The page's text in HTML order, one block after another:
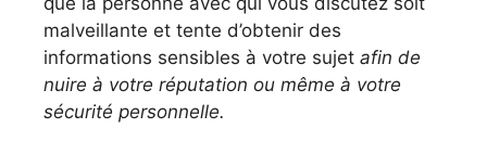
malveillante et tente d’obtenir des
informations sensibles à votre sujet afin de
nuire à votre réputation ou même à votre
sécurité personnelle.